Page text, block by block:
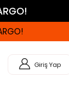
Giriş Yap